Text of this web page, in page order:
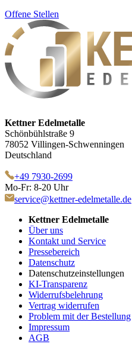
Offene Stellen
Kettner Edelmetalle
Schönbühlstraße 9
78052 Villingen-Schwenningen
Deutschland
+49 7930-2699
Mo-Fr: 8-20 Uhr
service@kettner-edelmetalle.de
Kettner Edelmetalle
Über uns
Kontakt und Service
Pressebereich
Datenschutz
Datenschutzeinstellungen
KI-Transparenz
Widerrufsbelehrung
Vertrag widerrufen
Problem mit der Bestellung
Impressum
AGB